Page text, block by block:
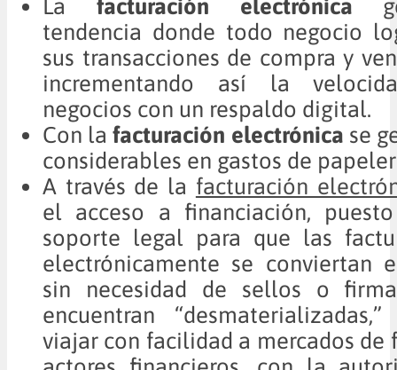
La facturación electrónica
tendencia donde todo negocio
sus transacciones de compra y
incrementando así la
negocios con un respaldo digital.
Con lafacturación electrónica se
considerables en gastos de
A través de la facturación
el acceso a financiación,
soporte legal para que las
electrónicamente se conviertan
sin necesidad de sellos o
encuentran
viajar con facilidad a mercados de